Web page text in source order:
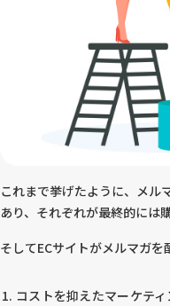
これまで挙げたように、メル
あり、それぞれが最終的には
そしてECサイトがメルマガ
コストを抑えたマーケテ